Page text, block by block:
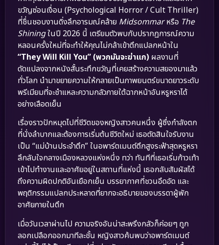
ขวัญซ่อนเงื่อน (Psychological Horror / Cult Thriller)
ที่ชื่นชอบงานดิ่งลึกอารมณ์คล้าย Midsommarหรือ The
Shiningในปี 2026 นี้ เตรียมตัวพบกับปรากฏการณ์ความ
หลอนครั้งใหม่ที่จะทำให้คุณไม่กล้าเข้าตึกแปลกหน้าใน
“They Will Kill You” (พวกมันจะฆ่าแก) ผลงานที่
ดัดแปลงจากหนังสั้นระทึกขวัญที่เคยสร้างความสยองมาแล้ว
ทั่วโลก นำมาขยายความให้กลายเป็นภาพยนตร์ขนาดยาวระดับ
พรีเมียมที่จะชำแหละความกลัวภายใต้ฉากหน้าอันหรูหราได้
อย่างเลือดเย็น
เรื่องราวปักหมุดไปที่ชีวิตของหญิงสาวคนหนึ่ง ผู้ซึ่งกำลังตก
ที่นั่งลำบากและต้องการเริ่มต้นชีวิตใหม่ เธอตัดสินใจรับงาน
เป็น “แม่บ้านประจำตึก” ในอพาร์ตเมนต์ตึกสูงระฟ้าสุดหรูหรา
ลึกลับใจกลางเมืองหลวงแห่งหนึ่ง ทว่า ทันทีที่เธอเริ่มก้าวเท้า
เข้าไปทำงานและอาศัยอยู่ในสถานที่แห่งนี้ เธอกลับสัมผัสได้
ถึงความผิดปกติอันเยือกเย็น บรรยากาศที่ชวนอึดอัด และ
พฤติกรรมแปลกประหลาดที่ยากจะอธิบายของบรรดาผู้พัก
อาศัยภายในตึก
เมื่อวันเวลาผ่านไป ความจริงอันน่าสะพรึงกลัวก็ค่อยๆ ถูก
ลอกเปลือกออกมาทีละชั้น หญิงสาวค้นพบว่าอพาร์ตเมนต์